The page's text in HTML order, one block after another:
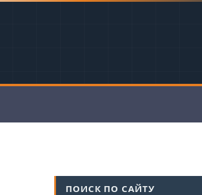
ПОИСК ПО САЙТУ